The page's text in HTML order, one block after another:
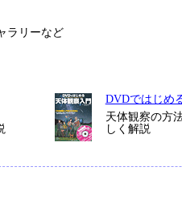
ラリーなど
DVDではじめ
天体観察の方
しく解説